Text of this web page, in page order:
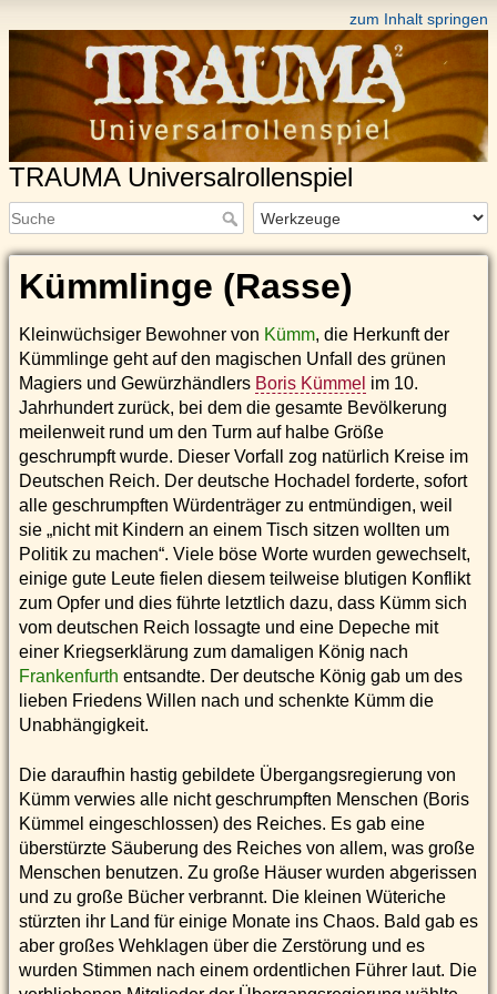
zum Inhalt springen
TRAUMA Universalrollenspiel
Kümmlinge (Rasse)
Kleinwüchsiger Bewohner von Kümm, die Herkunft der
Kümmlinge geht auf den magischen Unfall des grünen
Magiers und Gewürzhändlers Boris Kümmel im 10.
Jahrhundert zurück, bei dem die gesamte Bevölkerung
meilenweit rund um den Turm auf halbe Größe
geschrumpft wurde. Dieser Vorfall zog natürlich Kreise im
Deutschen Reich. Der deutsche Hochadel forderte, sofort
alle geschrumpften Würdenträger zu entmündigen, weil
sie „nicht mit Kindern an einem Tisch sitzen wollten um
Politik zu machen“. Viele böse Worte wurden gewechselt,
einige gute Leute fielen diesem teilweise blutigen Konflikt
zum Opfer und dies führte letztlich dazu, dass Kümm sich
vom deutschen Reich lossagte und eine Depeche mit
einer Kriegserklärung zum damaligen König nach
Frankenfurth entsandte. Der deutsche König gab um des
lieben Friedens Willen nach und schenkte Kümm die
Unabhängigkeit.
Die daraufhin hastig gebildete Übergangsregierung von
Kümm verwies alle nicht geschrumpften Menschen (Boris
Kümmel eingeschlossen) des Reiches. Es gab eine
überstürzte Säuberung des Reiches von allem, was große
Menschen benutzen. Zu große Häuser wurden abgerissen
und zu große Bücher verbrannt. Die kleinen Wüteriche
stürzten ihr Land für einige Monate ins Chaos. Bald gab es
aber großes Wehklagen über die Zerstörung und es
wurden Stimmen nach einem ordentlichen Führer laut. Die